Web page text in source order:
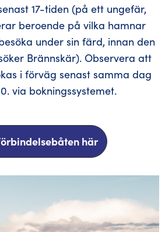
17-tiden (på ett ungefär,
beroende på vilka hamnar
under sin färd, innan den
Brännskär). Observera att
i förväg senast samma dag
via bokningssystemet.
här